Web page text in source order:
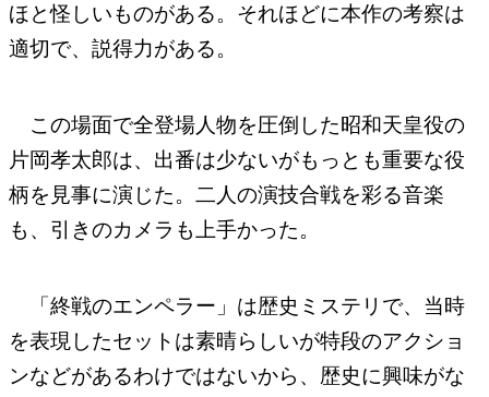
ほと怪しいものがある。それほどに本作の考察は
適切で、説得力がある。
この場面で全登場人物を圧倒した昭和天皇役の
片岡孝太郎は、出番は少ないがもっとも重要な役
柄を見事に演じた。二人の演技合戦を彩る音楽
も、引きのカメラも上手かった。
「終戦のエンペラー」は歴史ミステリで、当時
を表現したセットは素晴らしいが特段のアクショ
ンなどがあるわけではないから、歴史に興味がな